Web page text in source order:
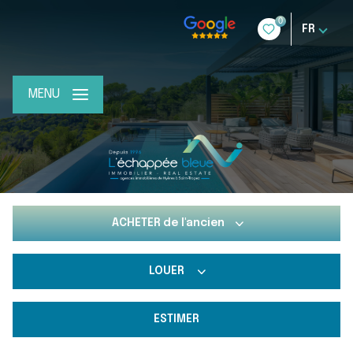
0
FR
MENU
ACHETER de l'ancien
Du neuf
LOUER
ESTIMER